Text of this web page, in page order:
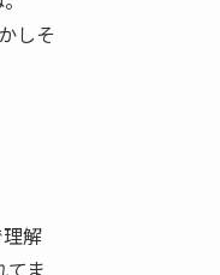
しそ
解
ま